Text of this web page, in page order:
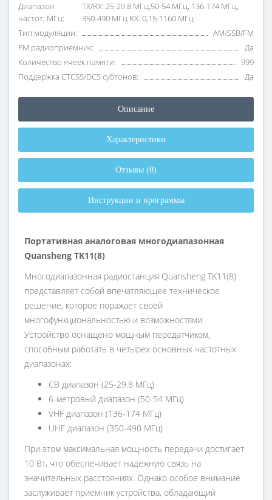
Диапазон
частот, МГц:
TX/RX: 25-29.8 МГц,50-54 МГц, 136-174 МГц,
350-490 МГц RX: 0,15-1160 МГц
Тип модуляции:
AM/SSB/FM
FM радиоприемник:
Да
Количество ячеек памяти:
999
Поддержка CTCSS/DCS субтонов:
Да
Описание
Характеристики
Отзывы (0)
Инструкции и программы
Портативная аналоговая многодиапазонная
Quansheng TK11(8)
Многодиапазонная радиостанция Quansheng TK11(8)
представляет собой впечатляющее техническое
решение, которое поражает своей
многофункциональностью и возможностями.
Устройство оснащено мощным передатчиком,
способным работать в четырех основных частотных
диапазонах:
CB диапазон (25-29.8 МГц)
6-метровый диапазон (50-54 МГц)
VHF диапазон (136-174 МГц)
UHF диапазон (350-490 МГц)
При этом максимальная мощность передачи достигает
10 Вт, что обеспечивает надежную связь на
значительных расстояниях. Однако особое внимание
заслуживает приемник устройства, обладающий